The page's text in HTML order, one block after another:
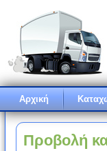
Αρχική
Προβολή